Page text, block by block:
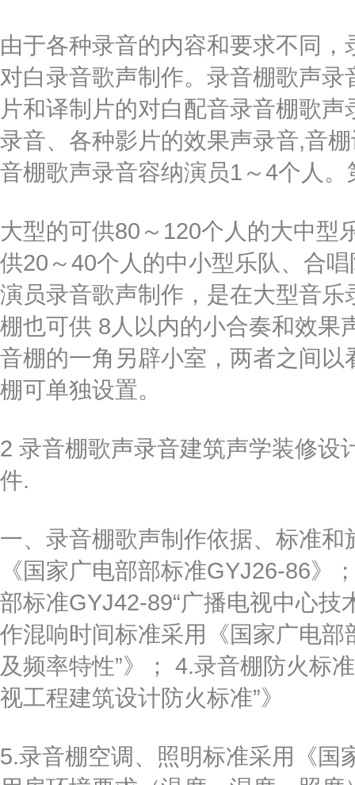
由于各种录音的内容和要求不同
对白录音歌声制作。录音棚歌声
片和译制片的对白配音录音棚歌
录音、各种影片的效果声录音,音
音棚歌声录音容纳演员1～4个人
大型的可供80～120个人的大中型
供20～40个人的中小型乐队、合
演员录音歌声制作，是在大型音
棚也可供 8人以内的小合奏和效果
音棚的一角另辟小室，两者之间
棚可单独设置。
2 录音棚歌声录音建筑声学装修设
件.
一、录音棚歌声制作依据、标准
《国家广电部部标准GYJ26-86》
部标准GYJ42-89“广播电视中心技
作混响时间标准采用《国家广电
及频率特性”》； 4.录音棚防火标
视工程建筑设计防火标准”》
5.录音棚空调、照明标准采用《国